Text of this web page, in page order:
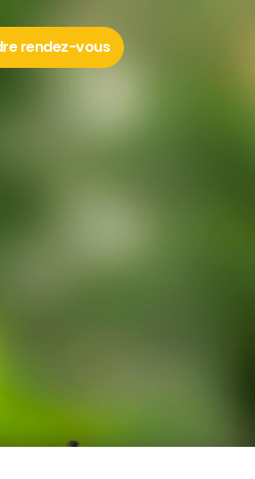
rendez-vous